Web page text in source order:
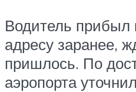
Водитель прибыл
адресу заранее,
пришлось. По
аэропорта